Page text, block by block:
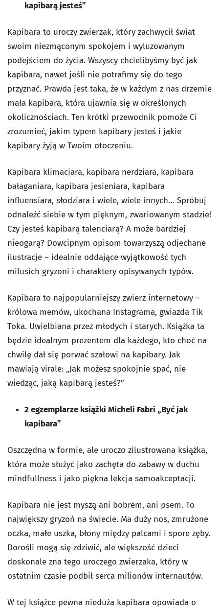
kapibarą jesteś”
Kapibara to uroczy zwierzak, który zachwycił świat
swoim niezmąconym spokojem i wyluzowanym
podejściem do życia. Wszyscy chcielibyśmy być jak
kapibara, nawet jeśli nie potrafimy się do tego
przyznać. Prawda jest taka, że w każdym z nas drzemie
mała kapibara, która ujawnia się w określonych
okolicznościach. Ten krótki przewodnik pomoże Ci
zrozumieć, jakim typem kapibary jesteś i jakie
kapibary żyją w Twoim otoczeniu.
Kapibara klimaciara, kapibara nerdziara, kapibara
bałaganiara, kapibara jesieniara, kapibara
influensiara, słodziara i wiele, wiele innych… Spróbuj
odnaleźć siebie w tym pięknym, zwariowanym stadzie!
Czy jesteś kapibarą talenciarą? A może bardziej
nieogarą? Dowcipnym opisom towarzyszą odjechane
ilustracje – idealnie oddające wyjątkowość tych
milusich gryzoni i charaktery opisywanych typów.
Kapibara to najpopularniejszy zwierz internetowy –
królowa memów, ukochana Instagrama, gwiazda Tik
Toka. Uwielbiana przez młodych i starych. Książka ta
będzie idealnym prezentem dla każdego, kto choć na
chwilę dał się porwać szałowi na kapibary. Jak
mawiają virale: „Jak możesz spokojnie spać, nie
wiedząc, jaką kapibarą jesteś?”
2 egzemplarze książki Micheli Fabri „Być jak
kapibara”
Oszczędna w formie, ale uroczo zilustrowana książka,
która może służyć jako zachęta do zabawy w duchu
mindfullness i jako piękna lekcja samoakceptacji.
Kapibara nie jest myszą ani bobrem, ani psem. To
największy gryzoń na świecie. Ma duży nos, zmrużone
oczka, małe uszka, błony między palcami i spore zęby.
Dorośli mogą się zdziwić, ale większość dzieci
doskonale zna tego uroczego zwierzaka, który w
ostatnim czasie podbił serca milionów internautów.
W tej książce pewna nieduża kapibara opowiada o